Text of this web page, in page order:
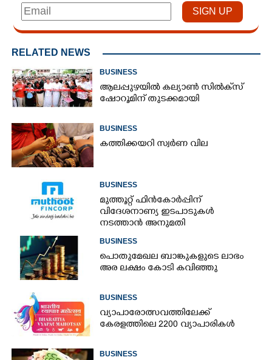
RELATED NEWS
BUSINESS
ആലപ്പുഴയിൽ കല്യാൺ സിൽക്‌സ്
ഷോറൂമിന് തുടക്കമായി
BUSINESS
കത്തിക്കയറി സ്വർണ വില
BUSINESS
മുത്തൂറ്റ് ഫിൻകോർപ്പിന്
വിദേശനാണ്യ ഇടപാടുകൾ
നടത്താൻ അനുമതി
BUSINESS
പൊതുമേഖല ബാങ്കുകളുടെ ലാഭം
അര ലക്ഷം കോടി കവിഞ്ഞു
BUSINESS
വ്യാപാരോത്സവത്തിലേക്ക്
കേരളത്തിലെ 2200 വ്യാപാരികൾ
BUSINESS